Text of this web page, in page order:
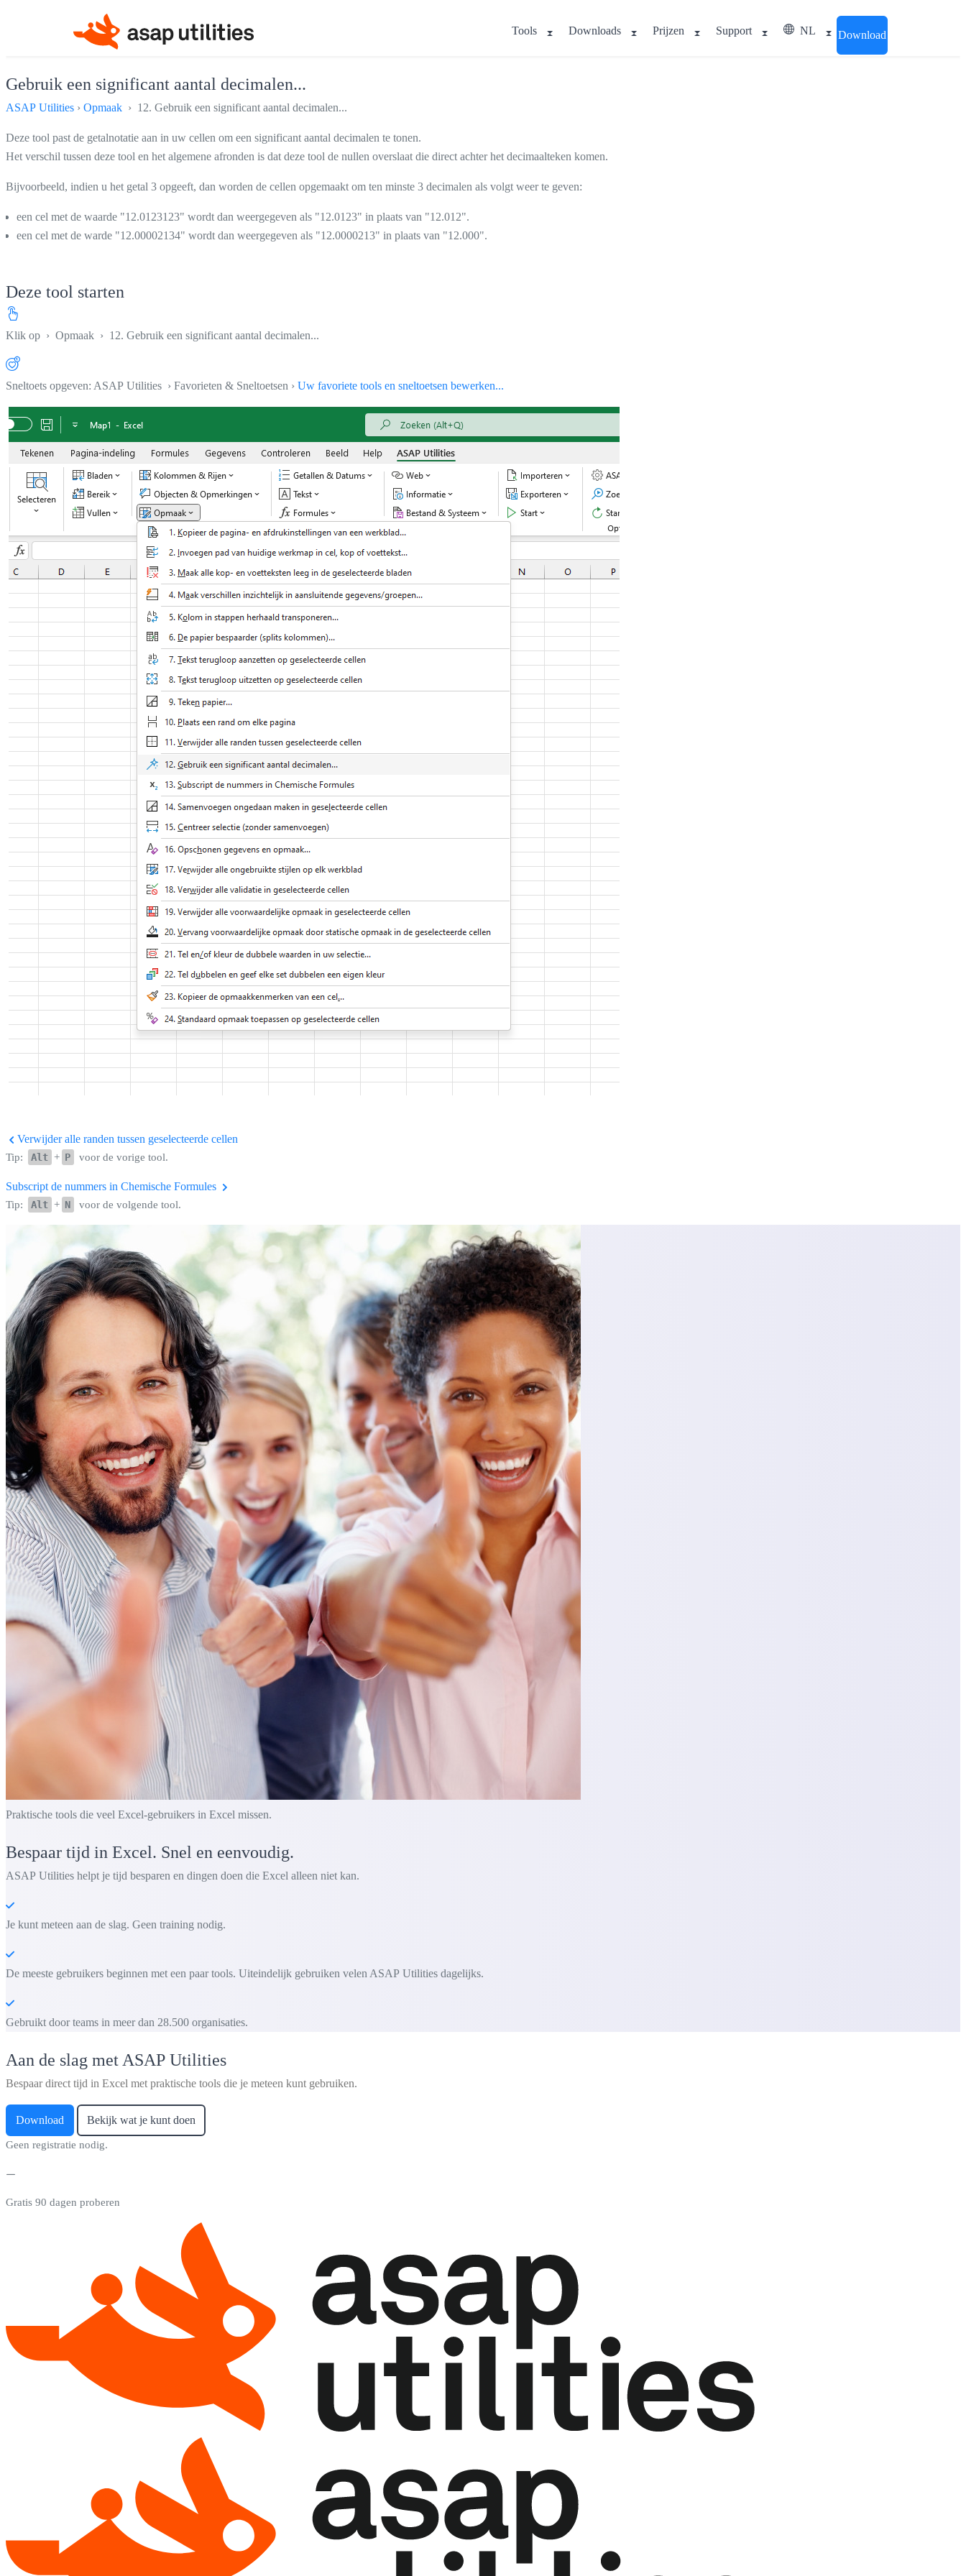
Tools Downloads Prijzen Support NL Download
Gebruik een significant aantal decimalen...
ASAP Utilities › Opmaak › 12. Gebruik een significant aantal decimalen...
Deze tool past de getalnotatie aan in uw cellen om een significant aantal decimalen te tonen.
Het verschil tussen deze tool en het algemene afronden is dat deze tool de nullen overslaat die direct achter het decimaalteken komen.
Bijvoorbeeld, indien u het getal 3 opgeeft, dan worden de cellen opgemaakt om ten minste 3 decimalen als volgt weer te geven:
een cel met de waarde "12.0123123" wordt dan weergegeven als "12.0123" in plaats van "12.012".
een cel met de warde "12.00002134" wordt dan weergegeven als "12.0000213" in plaats van "12.000".
Deze tool starten
Klik op › Opmaak › 12. Gebruik een significant aantal decimalen...
Sneltoets opgeven: ASAP Utilities › Favorieten & Sneltoetsen › Uw favoriete tools en sneltoetsen bewerken...
Verwijder alle randen tussen geselecteerde cellen
Tip: Alt + P voor de vorige tool.
Subscript de nummers in Chemische Formules
Tip: Alt + N voor de volgende tool.
Praktische tools die veel Excel-gebruikers in Excel missen.
Bespaar tijd in Excel. Snel en eenvoudig.
ASAP Utilities helpt je tijd besparen en dingen doen die Excel alleen niet kan.
Je kunt meteen aan de slag. Geen training nodig.
De meeste gebruikers beginnen met een paar tools. Uiteindelijk gebruiken velen ASAP Utilities dagelijks.
Gebruikt door teams in meer dan 28.500 organisaties.
Aan de slag met ASAP Utilities
Bespaar direct tijd in Excel met praktische tools die je meteen kunt gebruiken.
Download Bekijk wat je kunt doen
Geen registratie nodig.
Gratis 90 dagen proberen